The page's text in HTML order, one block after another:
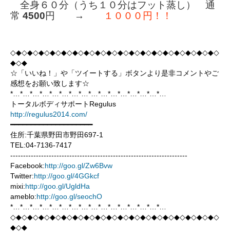
全身６０分（うち１０分はフット蒸し） 通
常 4500円 → １０００円！！
◇◆◇◆◇◆◇◆◇◆◇◆◇◆◇◆◇◆◇◆◇◆◇◆◇◆◇◆◇◆◇◆◇◆◇◆◇
◆◇◆
☆「いいね！」や「ツイートする」ボタンより是非コメントやご
感想をお願い致します☆
*…*…*…*…*…*…*…*…*…*…*…*…*…*…*…*…
トータルボディサポートRegulus
http://regulus2014.com/
━━━━━━━━━━━━━━━━━━━━
住所:千葉県野田市野田697-1
TEL:04-7136-7417
---------------------------------------------------------------------
Facebook:http://goo.gl/Zw6Bvw
Twitter:http://goo.gl/4GGkcf
mixi:http://goo.gl/UgldHa
ameblo:http://goo.gl/seochO
*…*…*…*…*…*…*…*…*…*…*…*…*…*…*…*…
◇◆◇◆◇◆◇◆◇◆◇◆◇◆◇◆◇◆◇◆◇◆◇◆◇◆◇◆◇◆◇◆◇◆◇◆◇
◆◇◆